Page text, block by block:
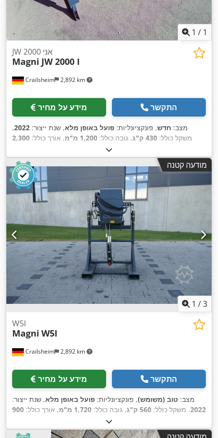
1 / 1
Crailsheim 2,892 km
JW 2000 אני
Magni JW 2000 I
מידע על מחיר התקשר
מצב: חדש, פונקציונליות: פועל באופן מלא, שנת ייצור: 2022
,
משקל כולל: 430 ק"ג , גובה כולל: 1,200 מ"מ , אורך כולל: 2,300
820 מ"מ
מודעה קטנה
1 /3
Crailsheim 2,892 km
W5I
Magni W5I
מידע על מחיר התקשר
מצב: טוב (משומש), פונקציונליות: פועל באופן מלא, שנת ייצור:
2022, משקל כולל: 560 ק"ג , גובה כולל: 1,720 מ"מ , אורך כולל: 900
1,090 מ"מ